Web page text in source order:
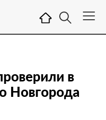
в
Новгорода